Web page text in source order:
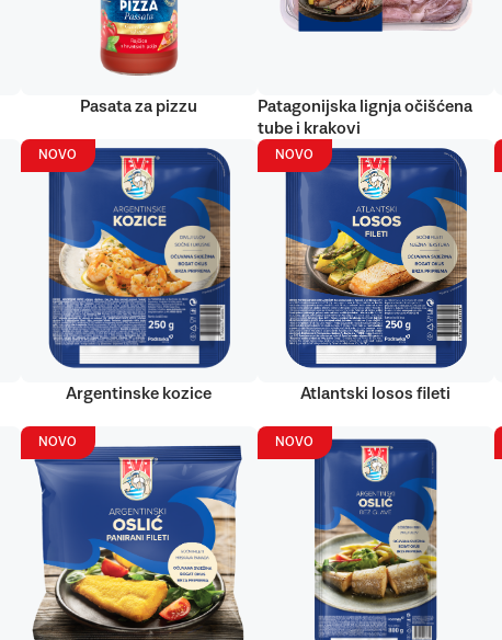
Pasata za pizzu
Patagonijska lignja očišćena
tube i krakovi
NOVO
Argentinske kozice
NOVO
Atlantski losos fileti
NOVO NOVO